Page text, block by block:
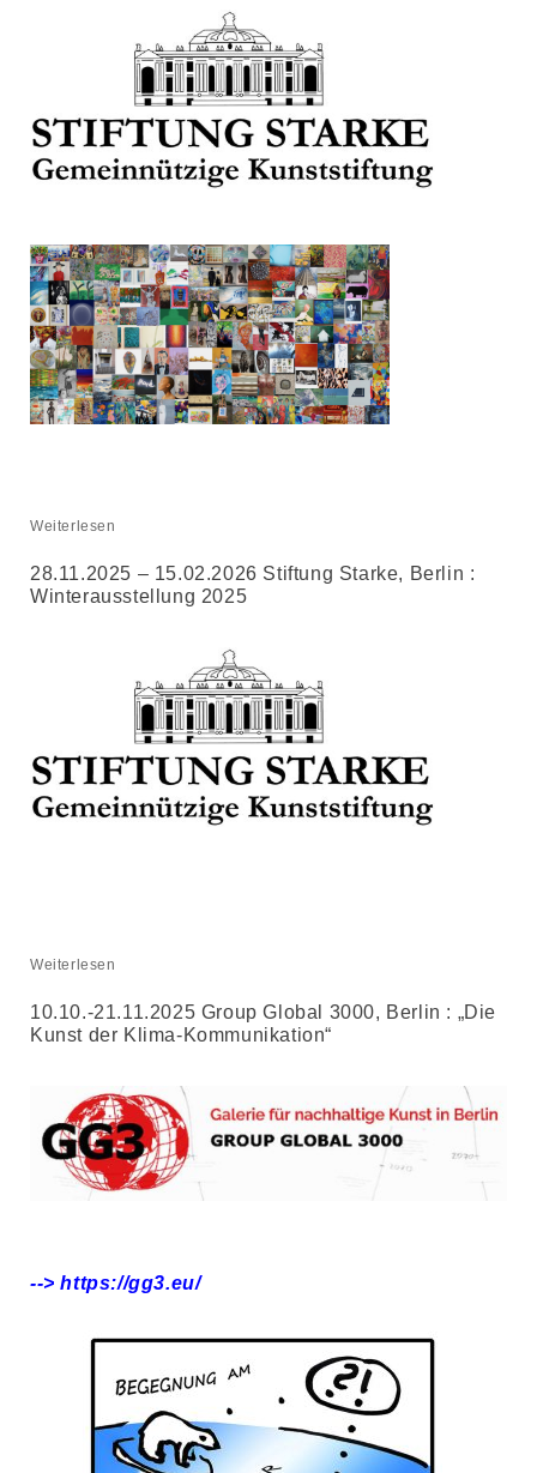
Weiterlesen
28.11.2025 – 15.02.2026 Stiftung Starke, Berlin :
Winterausstellung 2025
Weiterlesen
10.10.-21.11.2025 Group Global 3000, Berlin : „Die
Kunst der Klima-Kommunikation“
--> https://gg3.eu/